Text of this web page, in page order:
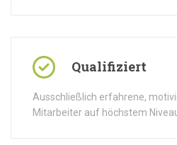
Qualifiziert
Ausschließlich erfahrene,
Mitarbeiter auf höchstem